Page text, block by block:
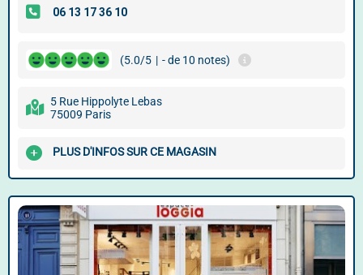
(5.0/5 | - de 10 notes)
5 Rue Hippolyte Lebas
75009 Paris
PLUS D'INFOS SUR CE MAGASIN